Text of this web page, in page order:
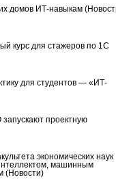
домов ИТ-навыкам
курс для стажеров по 1С
для студентов — «ИТ-
проектную
экономических наук
машинным
(Новости)